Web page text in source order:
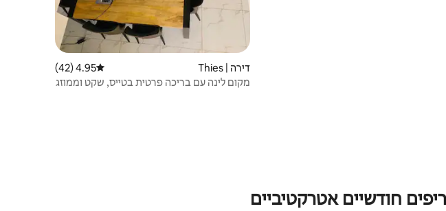
דירה | Thies דירוג ממוצע של 4.95 מתוך 5, 42 ביקורות
4.95 (42)
מקום לינה עם בריכה פרטית בטייס, שקט וממוזג
חודשיים אטרקטיביים